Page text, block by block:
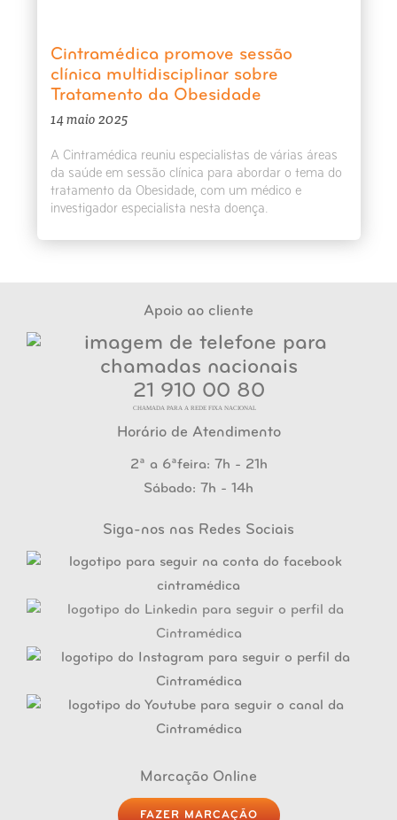
Cintramédica promove sessão
clínica multidisciplinar sobre
Tratamento da Obesidade
14 maio 2025
A Cintramédica reuniu especialistas de várias áreas
da saúde em sessão clínica para abordar o tema do
tratamento da Obesidade, com um médico e
investigador especialista nesta doença.
Apoio ao cliente
21 910 00 80
CHAMADA PARA A REDE FIXA NACIONAL
Horário de Atendimento
2ª a 6ªfeira: 7h - 21h
Sábado: 7h - 14h
Siga-nos nas Redes Sociais
Marcação Online
FAZER MARCAÇÃO